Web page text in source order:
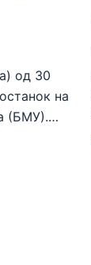
од 30
на
(БМУ).…